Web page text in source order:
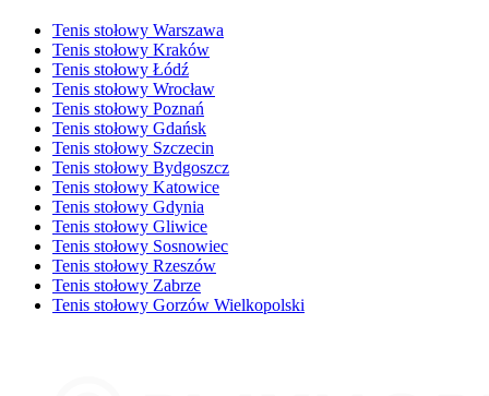
Tenis stołowy Warszawa
Tenis stołowy Kraków
Tenis stołowy Łódź
Tenis stołowy Wrocław
Tenis stołowy Poznań
Tenis stołowy Gdańsk
Tenis stołowy Szczecin
Tenis stołowy Bydgoszcz
Tenis stołowy Katowice
Tenis stołowy Gdynia
Tenis stołowy Gliwice
Tenis stołowy Sosnowiec
Tenis stołowy Rzeszów
Tenis stołowy Zabrze
Tenis stołowy Gorzów Wielkopolski